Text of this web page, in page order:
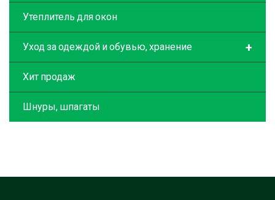
Утеплитель для окон
+
Уход за одеждой и обувью, хранение
Хит продаж
Шнуры, шпагаты